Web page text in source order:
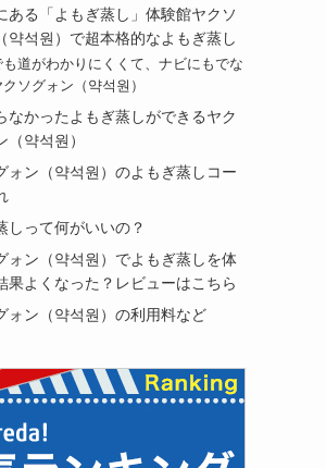
ある「よもぎ蒸し」体験館ヤクソ
약석원）で超本格的なよもぎ蒸し
道がわかりにくくて、ナビにもでな
ソグォン（약석원）
なかったよもぎ蒸しができるヤク
（약석원）
ォン（약석원）のよもぎ蒸しコー
しって何がいいの？
ォン（약석원）でよもぎ蒸しを体
果よくなった？レビューはこちら
ォン（약석원）の利用料など